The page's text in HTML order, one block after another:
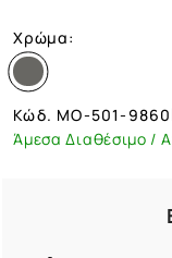
Χρώμα:
Κώδ. MO-501-9860
Άμεσα Διαθέσιμο /